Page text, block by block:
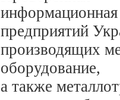
предприятий
производящих
оборудование,
а также